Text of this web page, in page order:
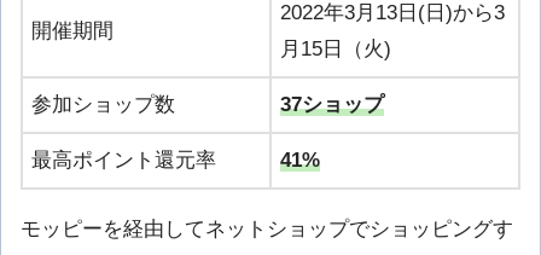
開催期間
2022年3月13日(日)から3
月15日（火)
参加ショップ数 37ショップ
最高ポイント還元率 41%
モッピーを経由してネットショップでショッピングす